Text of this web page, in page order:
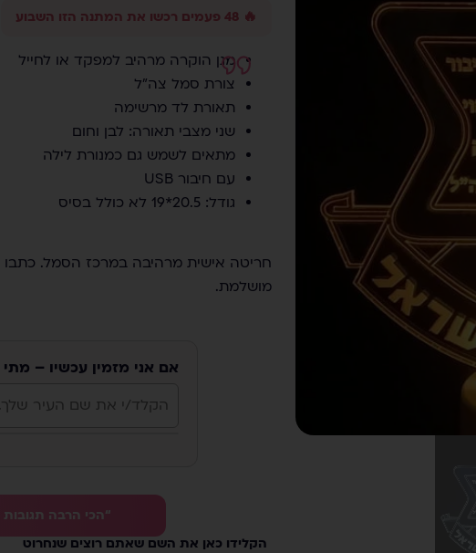
לקוחות
🔥 48 פעמים רכשו את המתנה הזו השבוע
מגן הוקרה מרהיב למפקד או לחייל
צורת סמל צה"ל
תאורת לד מרשימה
שני מצבי תאורה: לבן וחום
מתאים לשמש גם כמנורת לילה
עם חיבור USB
גודל: 20.5*19 לא כולל בסיס
חריטה אישית מרהיבה במרכז הסמל.
מושלמת.
אם אני מזמין עכשיו –
“הכי הרבה
הקלידו כאן את השם שאתם רוצים שנחרוט